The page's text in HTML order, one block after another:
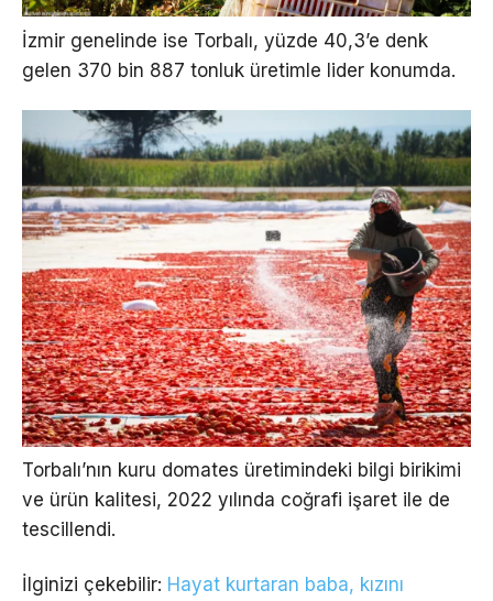
İzmir genelinde ise Torbalı, yüzde 40,3’e denk
gelen 370 bin 887 tonluk üretimle lider konumda.
Torbalı’nın kuru domates üretimindeki bilgi birikimi
ve ürün kalitesi, 2022 yılında coğrafi işaret ile de
tescillendi.
İlginizi çekebilir: Hayat kurtaran baba, kızını